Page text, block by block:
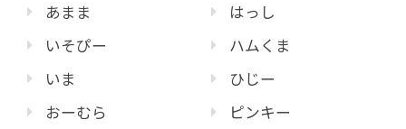
あまま
いそぴー
いま
おーむら
はっし
ハムくま
ひじー
ピンキー